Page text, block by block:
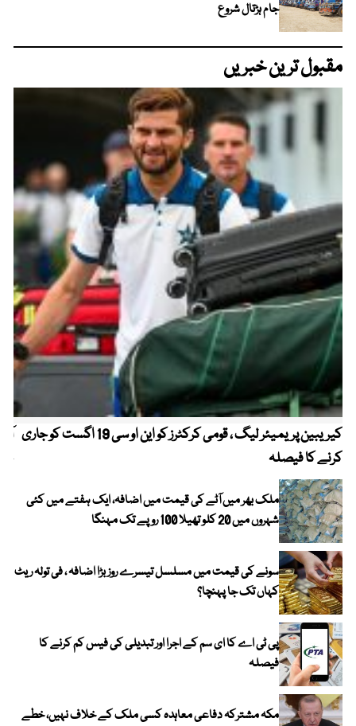
جام ہڑتال شروع
مقبول ترین خبریں
کیریبین پریمیئر لیگ ، قومی کرکٹرز کو این او سی 19 اگست کو جاری
کرنے کا فیصلہ
ملک بھر میں آٹے کی قیمت میں اضافہ، ایک ہفتے میں کئی
شہروں میں 20 کلو تھیلا 100 روپے تک مہنگا
سونے کی قیمت میں مسلسل تیسرے روز بڑا اضافہ ، فی تولہ ریٹ
کہاں تک جا پہنچا؟
پی ٹی اے کا ای سم کے اجرا اور تبدیلی کی فیس کم کرنے کا
فیصلہ
مکہ مشترکہ دفاعی معاہدہ کسی ملک کے خلاف نہیں، خطے